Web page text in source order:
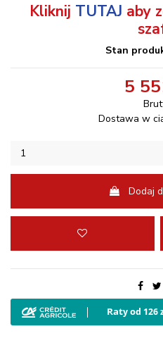
Kliknij TUTAJ aby
Stan
5
Dostawa w
Dodaj